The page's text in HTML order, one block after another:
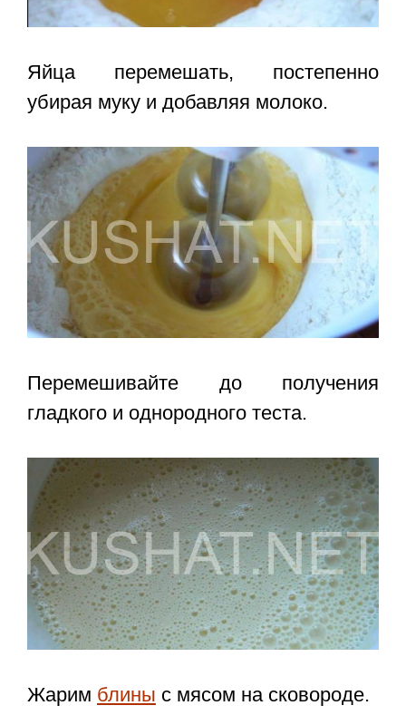
Яйца перемешать, постепенно
убирая муку и добавляя молоко.
Перемешивайте до получения
гладкого и однородного теста.
Жарим блины с мясом на сковороде.